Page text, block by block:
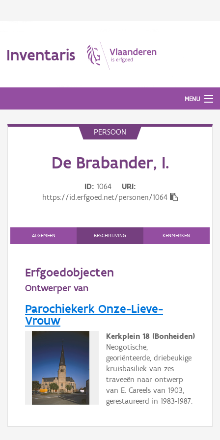
Inventaris
MENU
Aanduidingsobject
Gebeurtenis
Persoon of collectief
Downloads
Hergebruik
Aanmelden
PERSOON
De Brabander, I.
ID 1064
URI
https://id.erfgoed.net/personen/1064
ALGEMEEN BESCHRIJVING KENMERKEN
Erfgoedobjecten
Ontwerper van
Parochiekerk Onze-Lieve-
Vrouw
Kerkplein 18 (Bonheiden)
Neogotische,
georiënteerde, driebeukige
kruisbasiliek van zes
traveeën naar ontwerp
van E. Careels van 1903,
gerestaureerd in 1983-1987.